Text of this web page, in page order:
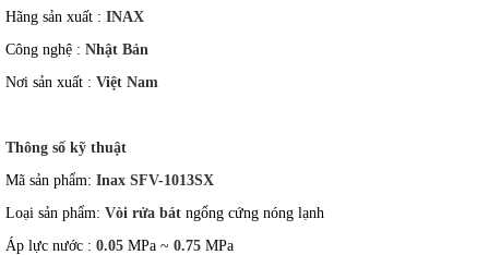
Hãng sản xuất : INAX
Công nghệ : Nhật Bản
Nơi sản xuất : Việt Nam
Thông số kỹ thuật
Mã sản phẩm: Inax SFV-1013SX
Loại sản phẩm: Vòi rửa bát ngổng cứng nóng lạnh
Áp lực nước : 0.05 MPa ~ 0.75 MPa